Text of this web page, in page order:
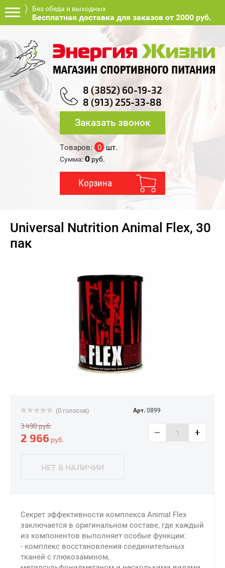
Без обеда и выходных
Бесплатная доставка для заказов от 2000 руб.
8 (3852) 60-19-32
8 (913) 255-33-88
Заказать звонок
Товаров: 0 шт.
Сумма:0руб.
Корзина
Universal Nutrition Animal Flex, 30
пак
(0 голосов) Арт. 0899
3 490руб.
2 966 руб.
НЕТ В НАЛИЧИИ
Секрет эффективности комплекса Animal Flex
заключается в оригинальном составе, где каждый
из компонентов выполняет особые функции:
- комплекс восстановления соединительных
тканей с глюкозамином,